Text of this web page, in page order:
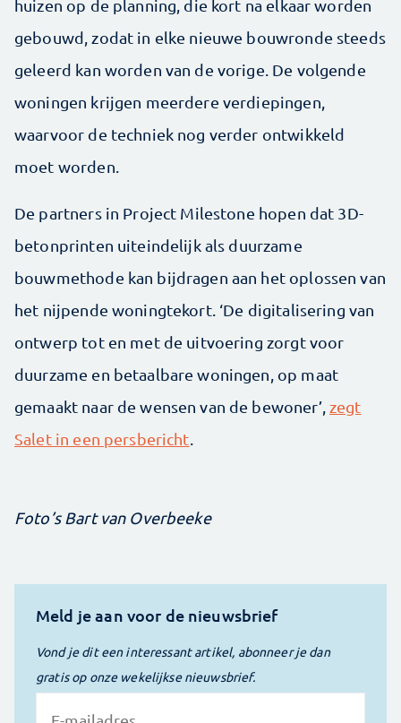
huizen op de planning, die kort na elkaar worden
gebouwd, zodat in elke nieuwe bouwronde steeds
geleerd kan worden van de vorige. De volgende
woningen krijgen meerdere verdiepingen,
waarvoor de techniek nog verder ontwikkeld
moet worden.
De partners in Project Milestone hopen dat 3D-
betonprinten uiteindelijk als duurzame
bouwmethode kan bijdragen aan het oplossen van
het nijpende woningtekort. ‘De digitalisering van
ontwerp tot en met de uitvoering zorgt voor
duurzame en betaalbare woningen, op maat
gemaakt naar de wensen van de bewoner’, zegt
Salet in een persbericht
Foto’s Bart van Overbeeke
Meld je aan voor de nieuwsbrief
Vond je dit een interessant artikel, abonneer je dan
gratis op onze wekelijkse nieuwsbrief.